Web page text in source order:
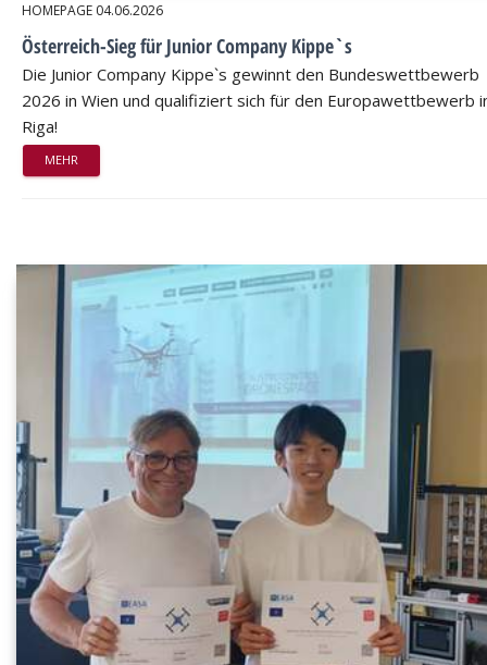
HOMEPAGE 04.06.2026
Österreich-Sieg für Junior Company Kippe`s
Die Junior Company Kippe`s gewinnt den Bundeswettbewerb
2026 in Wien und qualifiziert sich für den Europawettbewerb
Riga!
MEHR